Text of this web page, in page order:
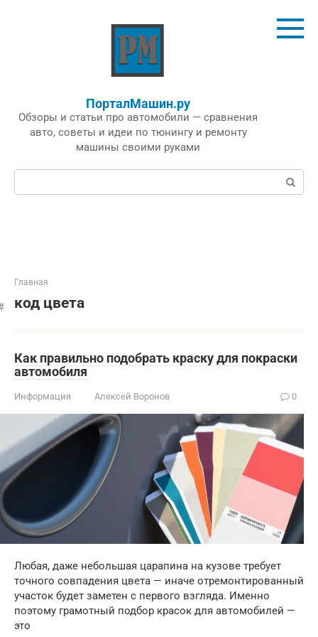
ПорталМашин.ру
Обзоры и статьи про автомобили — сравнения
авто, советы и идеи по тюнингу и ремонту
машины своими руками
Поиск:
Главная
код цвета
Как правильно подобрать краску для покраски
автомобиля
Информация Алексей Воронов 0
Любая, даже небольшая царапина на кузове требует
точного совпадения цвета — иначе отремонтированный
участок будет заметен с первого взгляда. Именно
поэтому грамотный подбор красок для автомобилей —
это